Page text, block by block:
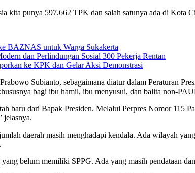
kita punya 597.662 TPK dan salah satunya ada di Kota
BAZNAS untuk Warga Sukakerta
dan Perlindungan Sosial 300 Pekerja Rentan
ke KPK dan Gelar Aksi Demonstrasi
Subianto, sebagaimana diatur dalam Peraturan
bagi ibu hamil, ibu menyusui, dan balita non-
baru dari Bapak Presiden. Melalui Perpres Nomor 115
jelasnya.
daerah masih menghadapi kendala. Ada wilayah
belum memiliki SPPG. Ada yang masih pendataan